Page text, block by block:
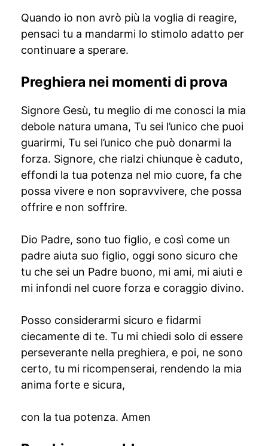
Quando io non avrò più la voglia di reagire,
pensaci tu a mandarmi lo stimolo adatto per
continuare a sperare.
Preghiera nei momenti di prova
Signore Gesù, tu meglio di me conosci la mia
debole natura umana, Tu sei l’unico che puoi
guarirmi, Tu sei l’unico che può donarmi la
forza. Signore, che rialzi chiunque è caduto,
effondi la tua potenza nel mio cuore, fa che
possa vivere e non sopravvivere, che possa
offrire e non soffrire.
Dio Padre, sono tuo figlio, e così come un
padre aiuta suo figlio, oggi sono sicuro che
tu che sei un Padre buono, mi ami, mi aiuti e
mi infondi nel cuore forza e coraggio divino.
Posso considerarmi sicuro e fidarmi
ciecamente di te. Tu mi chiedi solo di essere
perseverante nella preghiera, e poi, ne sono
certo, tu mi ricompenserai, rendendo la mia
anima forte e sicura,
con la tua potenza. Amen